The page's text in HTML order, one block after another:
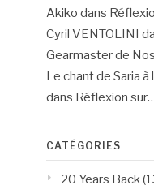
Akiko dans
Cyril VENTOLINI
Gearmaster de
Le chant de Saria à
dans Réflexion
CATÉGORIES
20 Years Back